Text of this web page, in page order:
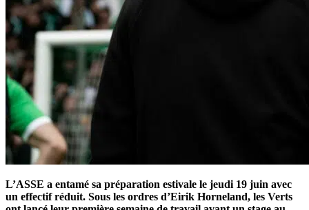
L’ASSE a entamé sa préparation estivale le jeudi 19 juin avec
un effectif réduit. Sous les ordres d’Eirik Horneland, les Verts